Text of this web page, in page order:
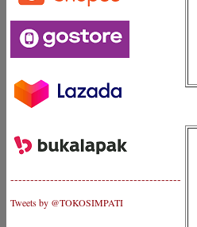
-------------------------------------------
Tweets by @TOKOSIMPATI